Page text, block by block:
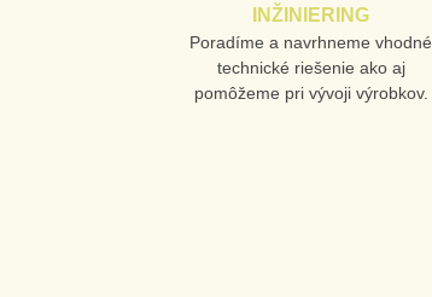
INŽINIERING
Poradíme a navrhneme vhodné
technické riešenie ako aj
pomôžeme pri vývoji výrobkov.